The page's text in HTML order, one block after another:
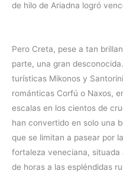
de hilo de Ariadna logró
Pero Creta, pese a tan
parte, una gran
turísticas Mikonos y
románticas Corfú o Naxos,
escalas en los cientos de
han convertido en solo una
que se limitan a pasear por
fortaleza veneciana,
de horas a las espléndidas